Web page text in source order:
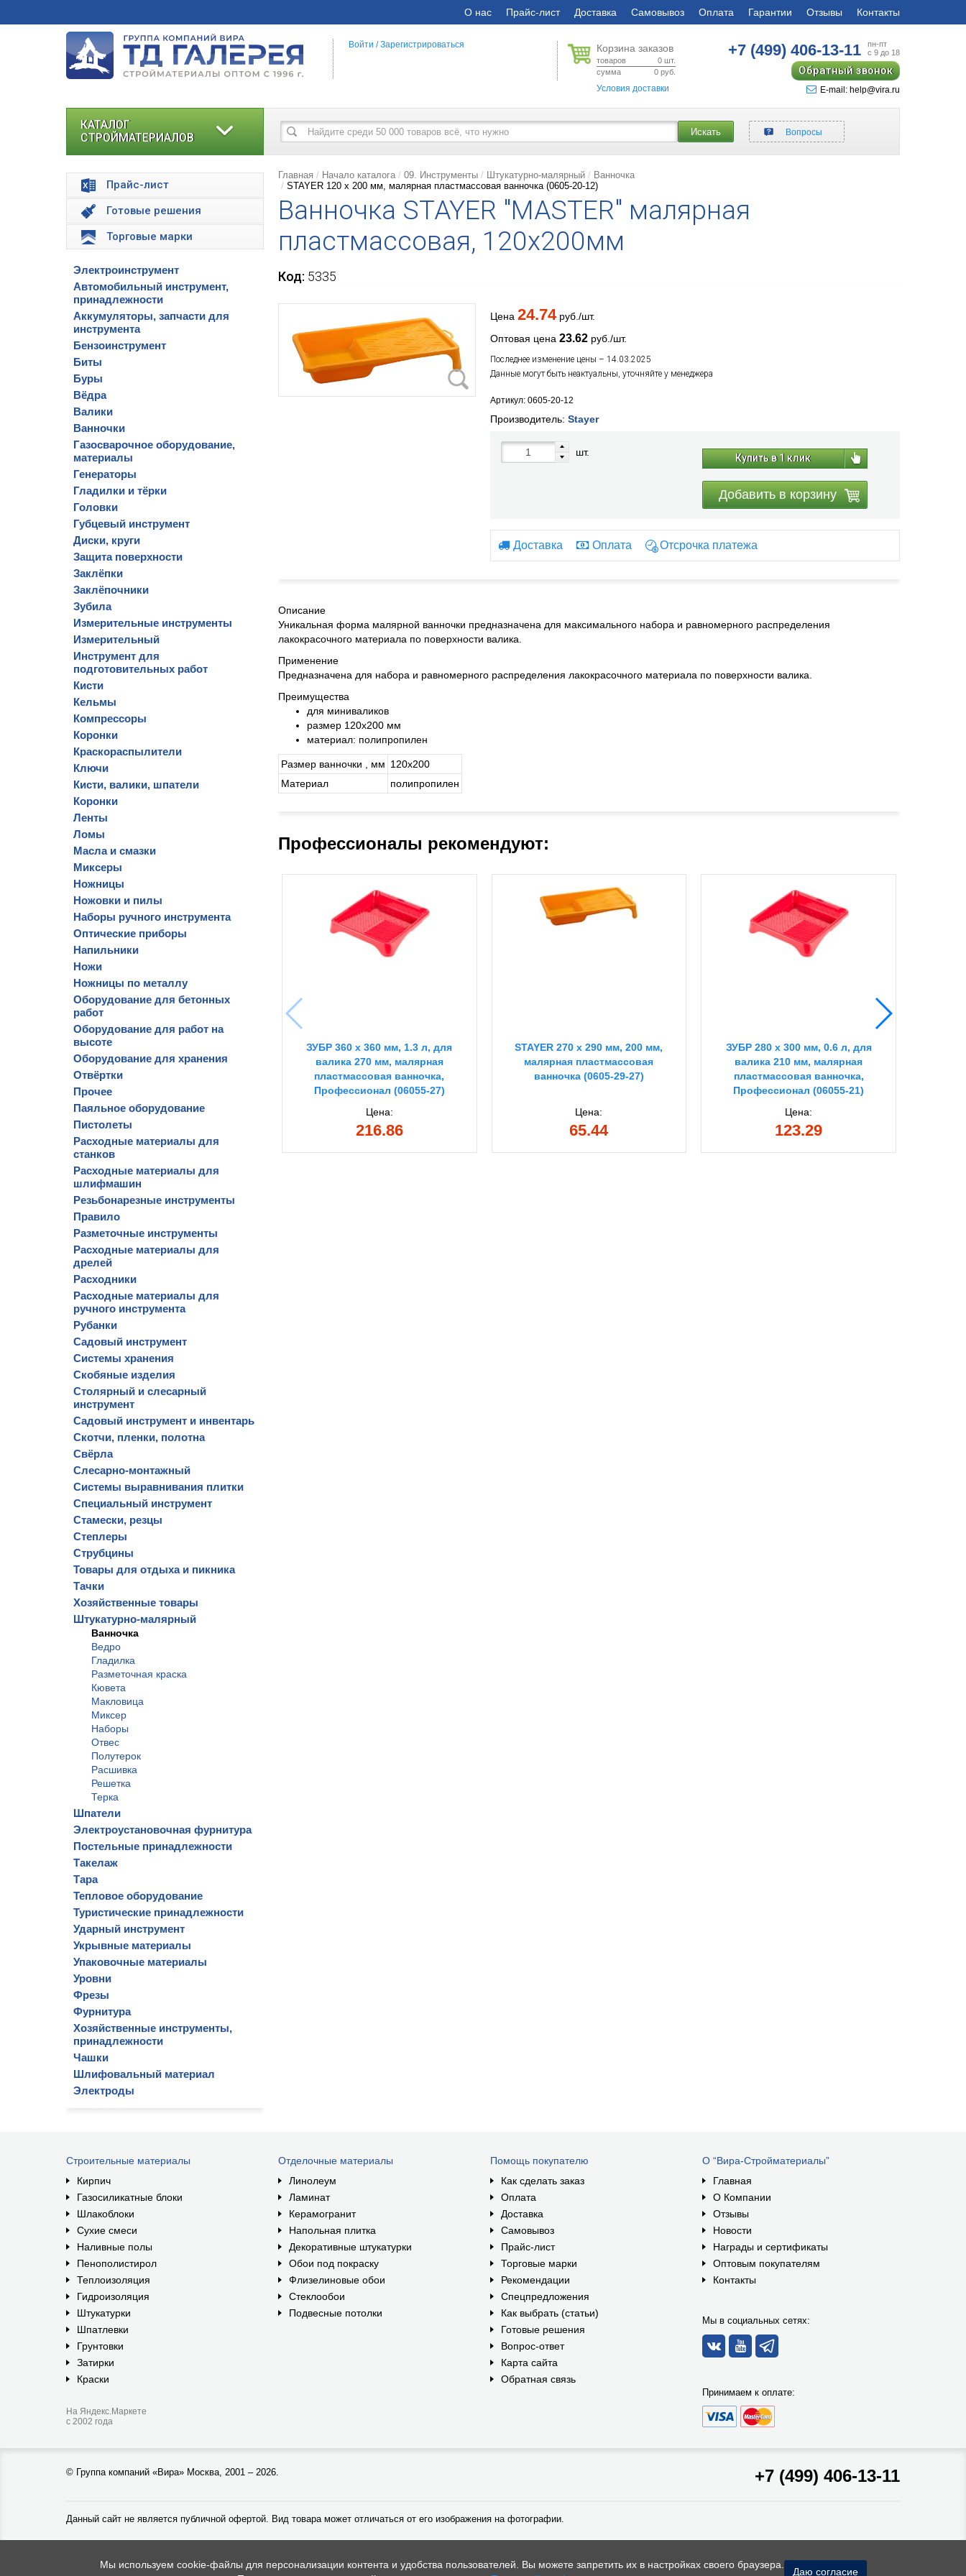
О нас Прайс-лист Доставка Самовывоз Оплата Гарантии Отзывы Контакты
Корзина заказов
товаров 0 шт.
сумма
0 руб.
Условия доставки
+7 (499)406-13-11
пн-пт
с 9 до 18
Обратный звонок
E-mail: help@vira.ru
Войти /Зарегистрироваться
КАТАЛОГ
СТРОЙМАТЕРИАЛОВ
Прайс-лист
Готовые решения
Торговые марки
Электроинструмент
Автомобильный инструмент,
принадлежности
Аккумуляторы, запчасти для
инструмента
Бензоинструмент
Биты
Буры
Вёдра
Валики
Ванночки
Газосварочное оборудование,
материалы
Генераторы
Гладилки и тёрки
Головки
Губцевый инструмент
Диски, круги
Защита поверхности
Заклёпки
Заклёпочники
Зубила
Измерительные инструменты
Измерительный
Инструмент для
подготовительных работ
Кисти
Кельмы
Компрессоры
Коронки
Краскораспылители
Ключи
Кисти, валики, шпатели
Коронки
Ленты
Ломы
Масла и смазки
Миксеры
Ножницы
Ножовки и пилы
Наборы ручного инструмента
Оптические приборы
Напильники
Ножи
Ножницы по металлу
Оборудование для бетонных
работ
Оборудование для работ на
высоте
Оборудование для хранения
Отвёртки
Прочее
Паяльное оборудование
Пистолеты
Расходные материалы для
станков
Расходные материалы для
шлифмашин
Резьбонарезные инструменты
Правило
Разметочные инструменты
Расходные материалы для
дрелей
Расходники
Расходные материалы для
ручного инструмента
Рубанки
Садовый инструмент
Системы хранения
Скобяные изделия
Столярный и слесарный
инструмент
Садовый инструмент и инвентарь
Скотчи, пленки, полотна
Свёрла
Слесарно-монтажный
Системы выравнивания плитки
Специальный инструмент
Стамески, резцы
Степлеры
Струбцины
Товары для отдыха и пикника
Тачки
Хозяйственные товары
Штукатурно-малярный
Ванночка
Ведро
Гладилка
Разметочная краска
Кювета
Макловица
Миксер
Наборы
Отвес
Полутерок
Расшивка
Решетка
Терка
Шпатели
Электроустановочная фурнитура
Постельные принадлежности
Такелаж
Тара
Тепловое оборудование
Туристические принадлежности
Ударный инструмент
Укрывные материалы
Упаковочные материалы
Уровни
Фрезы
Фурнитура
Хозяйственные инструменты,
принадлежности
Чашки
Шлифовальный материал
Электроды
Искать Вопросы
Главная Начало каталога 09. Инструменты Штукатурно-малярный
Ванночка
STAYER 120 х 200 мм, малярная пластмассовая ванночка (0605-20-12)
Ванночка STAYER "MASTER" малярная
пластмассовая, 120х200мм
Код: 5335
Цена 24.74руб./шт.
Оптовая цена 23.62руб./шт.
Последнее изменение цены – 14.03.2025
Данные могут быть неактуальны, уточняйте у менеджера
Артикул: 0605-20-12
Производитель: Stayer
шт. Купить в 1 клик
Добавить в корзину
Доставка Оплата Отсрочка платежа
Описание
Уникальная форма малярной ванночки предназначена для максимального набора и равномерного распределения
лакокрасочного материала по поверхности валика.
Применение
Предназначена для набора и равномерного распределения лакокрасочного материала по поверхности валика.
Преимущества
для миниваликов
размер 120х200 мм
материал: полипропилен
Размер ванночки , мм 120х200
Материал
полипропилен
Профессионалы рекомендуют:
ЗУБР 360 х 360 мм, 1.3 л, для
валика 270 мм, малярная
пластмассовая ванночка,
Профессионал (06055-27)
Цена:
216.86
STAYER 270 х 290 мм, 200 мм,
малярная пластмассовая
ванночка (0605-29-27)
Цена:
65.44
ЗУБР 280 х 300 мм, 0.6 л, для
валика 210 мм, малярная
пластмассовая ванночка,
Профессионал (06055-21)
Цена:
123.29
Строительные материалы
Кирпич
Газосиликатные блоки
Шлакоблоки
Сухие смеси
Наливные полы
Пенополистирол
Теплоизоляция
Гидроизоляция
Штукатурки
Шпатлевки
Грунтовки
Затирки
Краски
На Яндекс.Маркете
с 2002 года
Отделочные материалы
Линолеум
Ламинат
Керамогранит
Напольная плитка
Декоративные штукатурки
Обои под покраску
Флизелиновые обои
Стеклообои
Подвесные потолки
Помощь покупателю
Как сделать заказ
Оплата
Доставка
Самовывоз
Прайс-лист
Торговые марки
Рекомендации
Спецпредложения
Как выбрать (статьи)
Готовые решения
Вопрос-ответ
Карта сайта
Обратная связь
О “Вира-Стройматериалы”
Главная
О Компании
Отзывы
Новости
Награды и сертификаты
Оптовым покупателям
Контакты
Мы в социальных сетях:
Принимаем к оплате:
© Группа компаний «Вира» Москва, 2001 – 2026. +7 (499) 406-13-11
Данный сайт не является публичной офертой. Вид товара может отличаться от его изображения на фотографии.
Мы используем cookie-файлы для персонализации контента и удобства пользователей. Вы можете запретить их в настройках своего браузера.
Даю согласие